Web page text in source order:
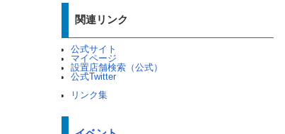
関連リンク
公式サイト
マイページ
設置店舗検索（公式）
公式Twitter
リンク集